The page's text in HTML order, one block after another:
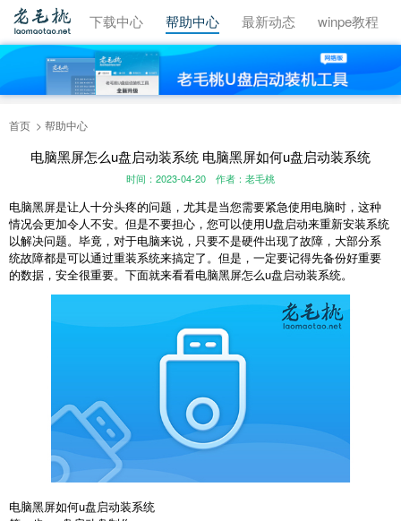
视频教程 下载中心 帮助中心 最新动态 winpe教程
首页 帮助中心
电脑黑屏怎么u盘启动装系统 电脑黑屏如何u盘启动装系统
时间：2023-04-20 作者：老毛桃
电脑黑屏是让人十分头疼的问题，尤其是当您需要紧急使用电脑时，这种
情况会更加令人不安。但是不要担心，您可以使用U盘启动来重新安装系统
以解决问题。毕竟，对于电脑来说，只要不是硬件出现了故障，大部分系
统故障都是可以通过重装系统来搞定了。但是，一定要记得先备份好重要
的数据，安全很重要。下面就来看看电脑黑屏怎么u盘启动装系统。
电脑黑屏如何u盘启动装系统